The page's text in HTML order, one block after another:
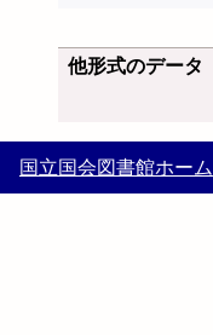
他形式のデータ
国立国会図書館ホーム